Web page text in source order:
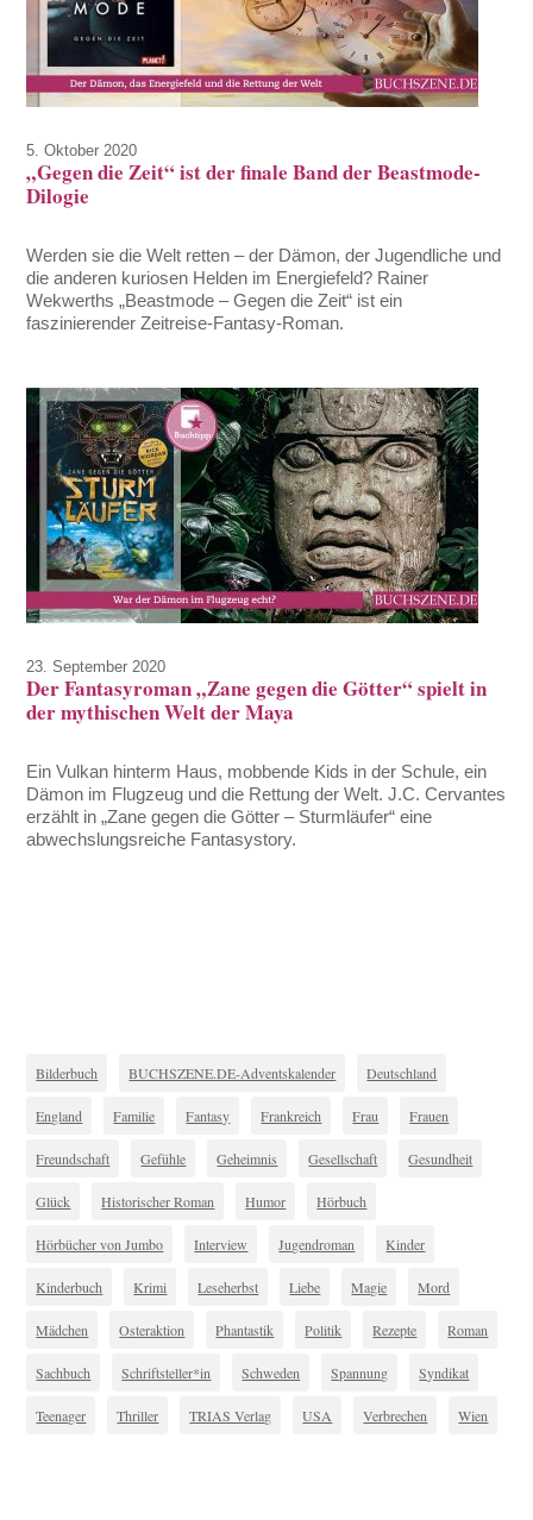
5. Oktober 2020
„Gegen die Zeit“ ist der finale Band der Beastmode-
Dilogie
Werden sie die Welt retten – der Dämon, der Jugendliche und
die anderen kuriosen Helden im Energiefeld? Rainer
Wekwerths „Beastmode – Gegen die Zeit“ ist ein
faszinierender Zeitreise-Fantasy-Roman.
23. September 2020
Der Fantasyroman „Zane gegen die Götter“ spielt in
der mythischen Welt der Maya
Ein Vulkan hinterm Haus, mobbende Kids in der Schule, ein
Dämon im Flugzeug und die Rettung der Welt. J.C. Cervantes
erzählt in „Zane gegen die Götter – Sturmläufer“ eine
abwechslungsreiche Fantasystory.
Bilderbuch BUCHSZENE.DE-Adventskalender Deutschland
England Familie Fantasy Frankreich Frau Frauen
Freundschaft Gefühle Geheimnis Gesellschaft Gesundheit
Glück Historischer Roman Humor Hörbuch
Hörbücher von Jumbo Interview Jugendroman Kinder
Kinderbuch Krimi Leseherbst Liebe Magie Mord
Mädchen Osteraktion Phantastik Politik Rezepte Roman
Sachbuch Schriftsteller*in Schweden Spannung Syndikat
Teenager Thriller TRIAS Verlag USA Verbrechen Wien